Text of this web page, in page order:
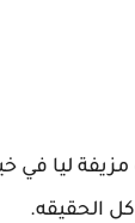
مزيفة
الحقيقه.